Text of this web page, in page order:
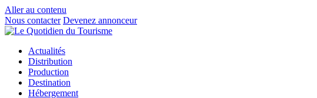
Aller au contenu
Nous contacter Devenez annonceur
Actualités
Distribution
Production
Destination
Hébergement